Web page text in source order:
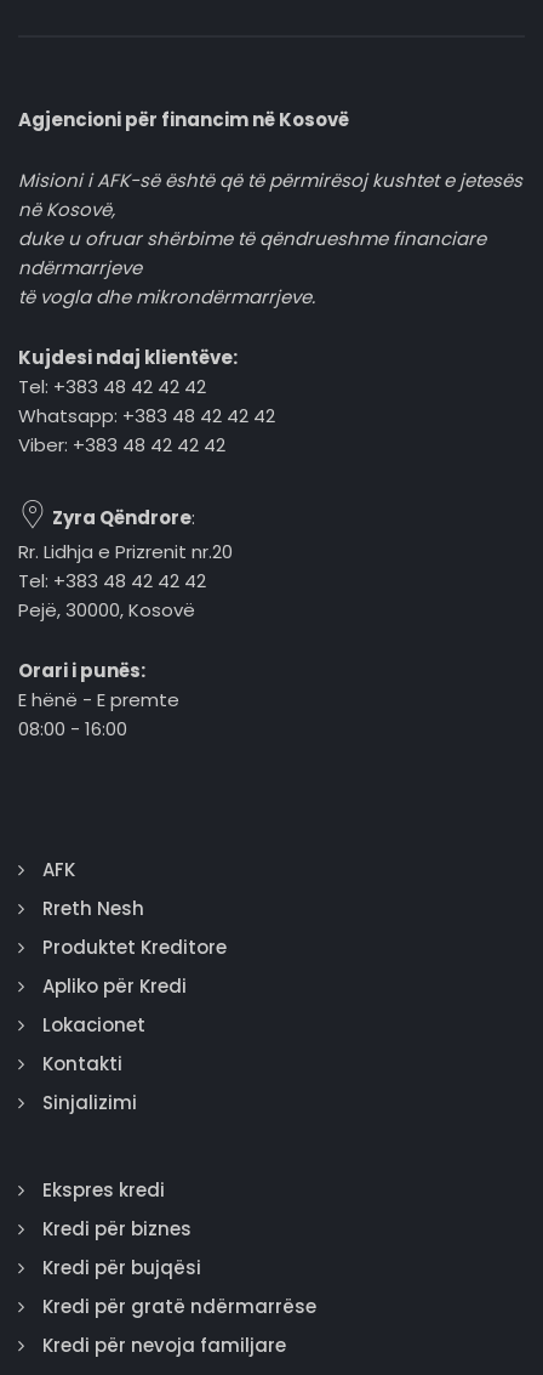
Agjencioni për financim në Kosovë
Misioni i AFK-së është që të përmirësoj kushtet e jetesës
në Kosovë,
duke u ofruar shërbime të qëndrueshme financiare
ndërmarrjeve
të vogla dhe mikrondërmarrjeve.
Kujdesi ndaj klientëve:
Tel: +383 48 42 42 42
Whatsapp: +383 48 42 42 42
Viber: +383 48 42 42 42
Zyra Qëndrore:
Rr. Lidhja e Prizrenit nr.20
Tel: +383 48 42 42 42
Pejë, 30000, Kosovë
Orari i punës:
E hënë - E premte
08:00 - 16:00
AFK
Rreth Nesh
Produktet Kreditore
Apliko për Kredi
Lokacionet
Kontakti
Sinjalizimi
Ekspres kredi
Kredi për biznes
Kredi për bujqësi
Kredi për gratë ndërmarrëse
Kredi për nevoja familjare